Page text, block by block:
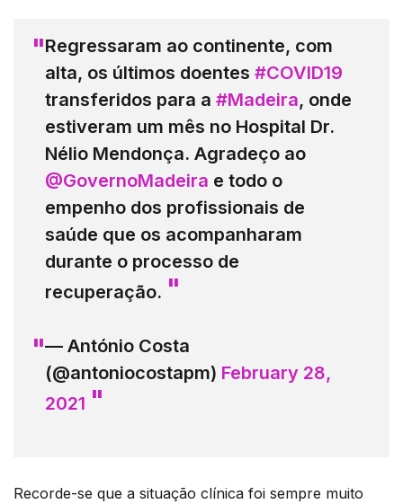
Regressaram ao continente, com
alta, os últimos doentes #COVID19
transferidos para a #Madeira, onde
estiveram um mês no Hospital Dr.
Nélio Mendonça. Agradeço ao
@GovernoMadeira e todo o
empenho dos profissionais de
saúde que os acompanharam
durante o processo de
recuperação.
— António Costa
(@antoniocostapm) February 28,
2021
Recorde-se que a situação clínica foi sempre muito